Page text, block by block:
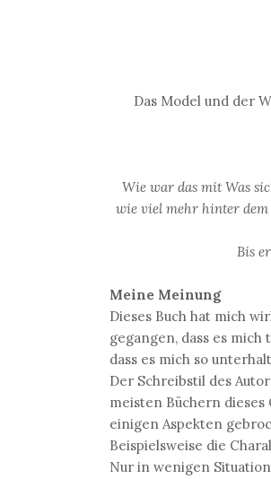
Das Model und der
Wie war das mitWas
wie viel mehr hinter dem
Bis
Meine Meinung
Dieses Buch hat mich
gegangen, dass es
dass es mich so
Der Schreibstil des
meisten Büchern
einigen Aspekten
Beispielsweise die
Nur in wenigen